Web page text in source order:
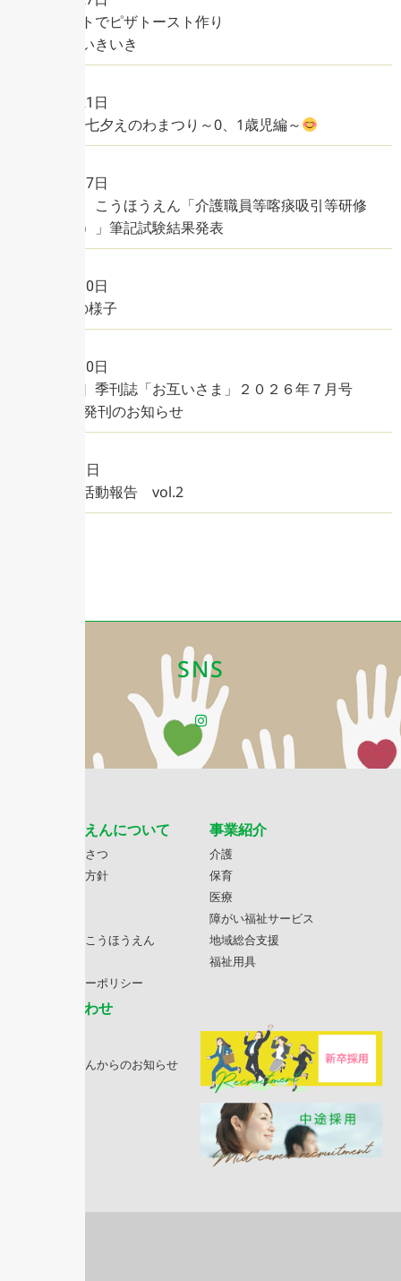
育てたトマトでピザトースト作り
デイライフいきいき
2026年7月21日
R8年度 七夕えのわまつり～0、1歳児編～
2026年7月17日
令和８年度 こうほうえん「介護職員等喀痰吸引等研修
（基本研修）」筆記試験結果発表
2026年7月10日
6月の活動の様子
2026年7月10日
［ニュース］季刊誌「お互いさま」２０２６年７月号
（No.21）_発刊のお知らせ
2026年7月1日
◤特養◢ 活動報告 vol.2
SNS
こうほうえんについて
理事長あいさつ
理念・基本方針
数字で見るこうほうえん
プライバシーポリシー
お問い合わせ
事業紹介
介護
保育
医療
障がい福祉サービス
地域総合支援
福祉用具
こうほうえんからのお知らせ